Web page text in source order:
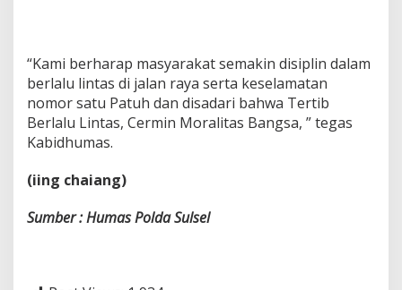
“Kami berharap masyarakat semakin disiplin dalam
berlalu lintas di jalan raya serta keselamatan
nomor satu Patuh dan disadari bahwa Tertib
Berlalu Lintas, Cermin Moralitas Bangsa, ” tegas
Kabidhumas.
(iing chaiang)
Sumber : Humas Polda Sulsel